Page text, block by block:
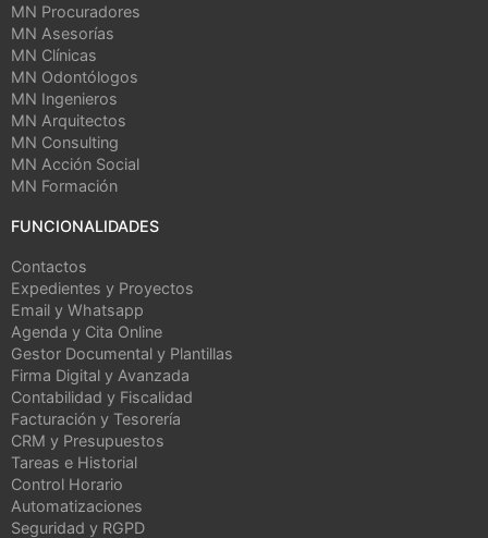
MN Procuradores
MN Asesorías
MN Clínicas
MN Odontólogos
MN Ingenieros
MN Arquitectos
MN Consulting
MN Acción Social
MN Formación
FUNCIONALIDADES
Contactos
Expedientes y Proyectos
Email y Whatsapp
Agenda y Cita Online
Gestor Documental y Plantillas
Firma Digital y Avanzada
Contabilidad y Fiscalidad
Facturación y Tesorería
CRM y Presupuestos
Tareas e Historial
Control Horario
Automatizaciones
Seguridad y RGPD